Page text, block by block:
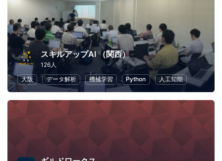
スキルアップAI （関西）
126人
大阪
データ解析 機械学習 Python 人工知能